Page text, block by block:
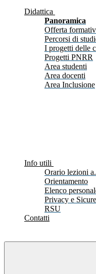
Didattica
Panoramica
Offerta
Percorsi di
I progetti delle
Progetti PNRR
Area studenti
Area docenti
Area Inclusione
Info utili
Orario lezioni
Orientamento
Elenco
Privacy e
RSU
Contatti